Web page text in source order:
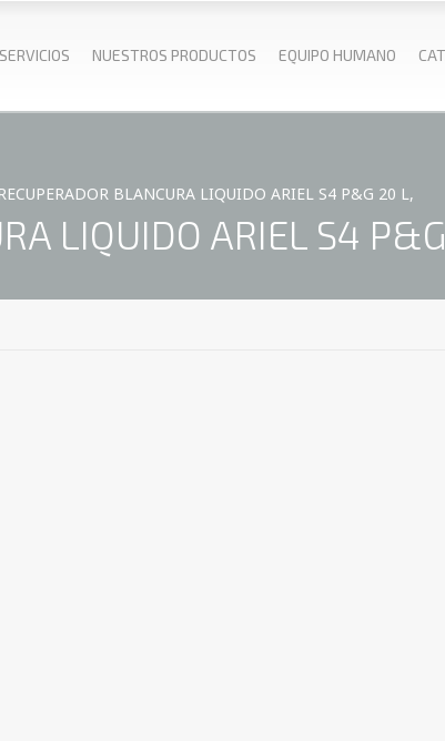
SERVICIOS NUESTROS PRODUCTOS EQUIPO HUMANO
RECUPERADOR BLANCURA LIQUIDO ARIEL S4 P&G 20 L,
LIQUIDO ARIEL S4